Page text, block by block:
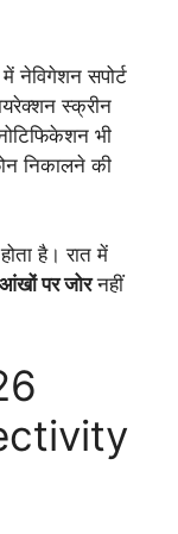
में नेविगेशन सपोर्ट
स्क्रीन
भी
निकालने की
है। रात में
आंखों पर जोरनहीं